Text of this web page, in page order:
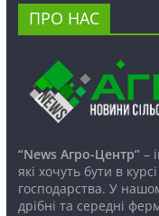
ПРО НАС
“News Агро-Центр”–
які хочуть бути в
господарства. У
дрібні та середні